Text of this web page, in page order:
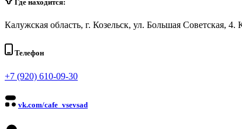
Где находится:
Калужская область, г. Козельск, ул. Большая Советская,
Телефон
+7 (920) 610-09-30
vk.com/cafe_vsevsad